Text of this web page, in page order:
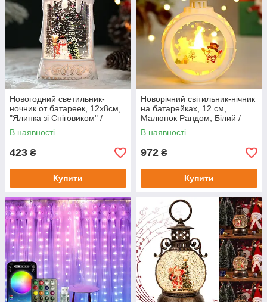
Новогодний светильник-
ночник от батареек, 12х8см,
"Ялинка зі Сніговиком" /
Декоративный новогодний
фонарик
В наявності
423 ₴
Купити
Новорічний світильник-нічник
на батарейках, 12 см,
Малюнок Рандом, Білий /
Міні світильник світлодіодний
свічка
В наявності
972 ₴
Купити